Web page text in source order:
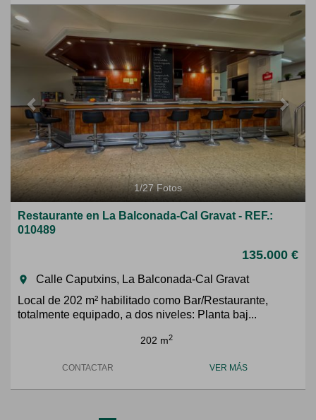
Next
1/27Fotos
Restaurante en La Balconada-Cal Gravat - REF.:
010489
135.000 €
room
Calle Caputxins, La Balconada-Cal Gravat
Local de 202 m² habilitado como Bar/Restaurante,
totalmente equipado, a dos niveles: Planta baj...
202 m2
CONTACTAR VER MÁS